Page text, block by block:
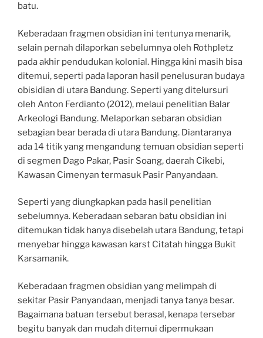
batu.
Keberadaan fragmen obsidian ini tentunya menarik,
selain pernah dilaporkan sebelumnya oleh Rothpletz
pada akhir pendudukan kolonial. Hingga kini masih bisa
ditemui, seperti pada laporan hasil penelusuran budaya
obisidian di utara Bandung. Seperti yang ditelursuri
oleh Anton Ferdianto (2012), melaui penelitian Balar
Arkeologi Bandung. Melaporkan sebaran obsidian
sebagian bear berada di utara Bandung. Diantaranya
ada 14 titik yang mengandung temuan obsidian seperti
di segmen Dago Pakar, Pasir Soang, daerah Cikebi,
Kawasan Cimenyan termasuk Pasir Panyandaan.
Seperti yang diungkapkan pada hasil penelitian
sebelumnya. Keberadaan sebaran batu obsidian ini
ditemukan tidak hanya disebelah utara Bandung, tetapi
menyebar hingga kawasan karst Citatah hingga Bukit
Karsamanik.
Keberadaan fragmen obsidian yang melimpah di
sekitar Pasir Panyandaan, menjadi tanya tanya besar.
Bagaimana batuan tersebut berasal, kenapa tersebar
begitu banyak dan mudah ditemui dipermukaan